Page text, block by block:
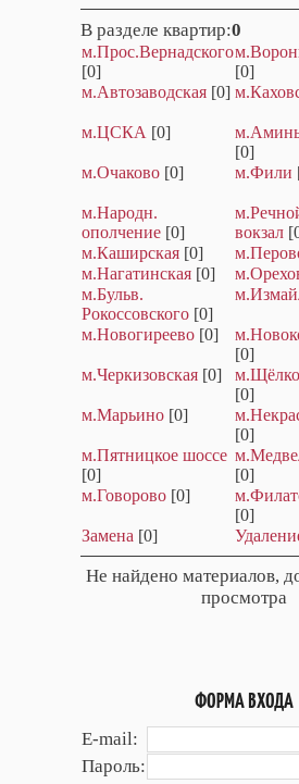
В разделе квартир:0
м.Прос.Вернадского
[0]
[0]
м.Автозаводская [0]
м.ЦСКА [0]
[0]
м.Очаково [0] м.Фили
м.Народн.
ополчение [0]
вокзал
м.Каширская [0]
м.Нагатинская [0]
м.Бульв.
Рокоссовского [0]
м.Новогиреево [0]
[0]
м.Черкизовская [0]
[0]
м.Марьино [0]
[0]
м.Пятницкое шоссе
[0]
[0]
м.Говорово [0]
[0]
Замена [0]
Не найдено материалов,
просмотра
ФОРМА ВХОДА
E-mail:
Пароль: